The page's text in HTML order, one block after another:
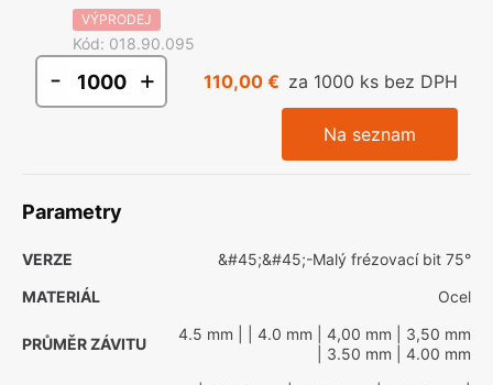
VÝPRODEJ
Kód: 018.90.095
- + 110,00 € za 1000 ks bez DPH
Na seznam
Parametry
VERZE
&#45;&#45;-Malý frézovací bit 75°
MATERIÁL
Ocel
PRŮMĚR ZÁVITU
4.5 mm | 4.0 mm | 4,00 mm | 3,50 mm
| 3.50 mm | 4.00 mm